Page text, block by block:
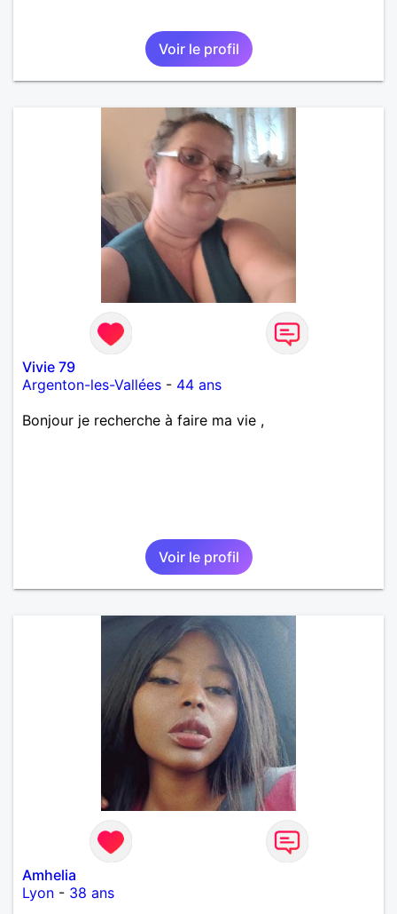
Voir le profil
Vivie 79
Argenton-les-Vallées - 44 ans
Bonjour je recherche à faire ma vie ,
Voir le profil
Amhelia
Lyon - 38 ans